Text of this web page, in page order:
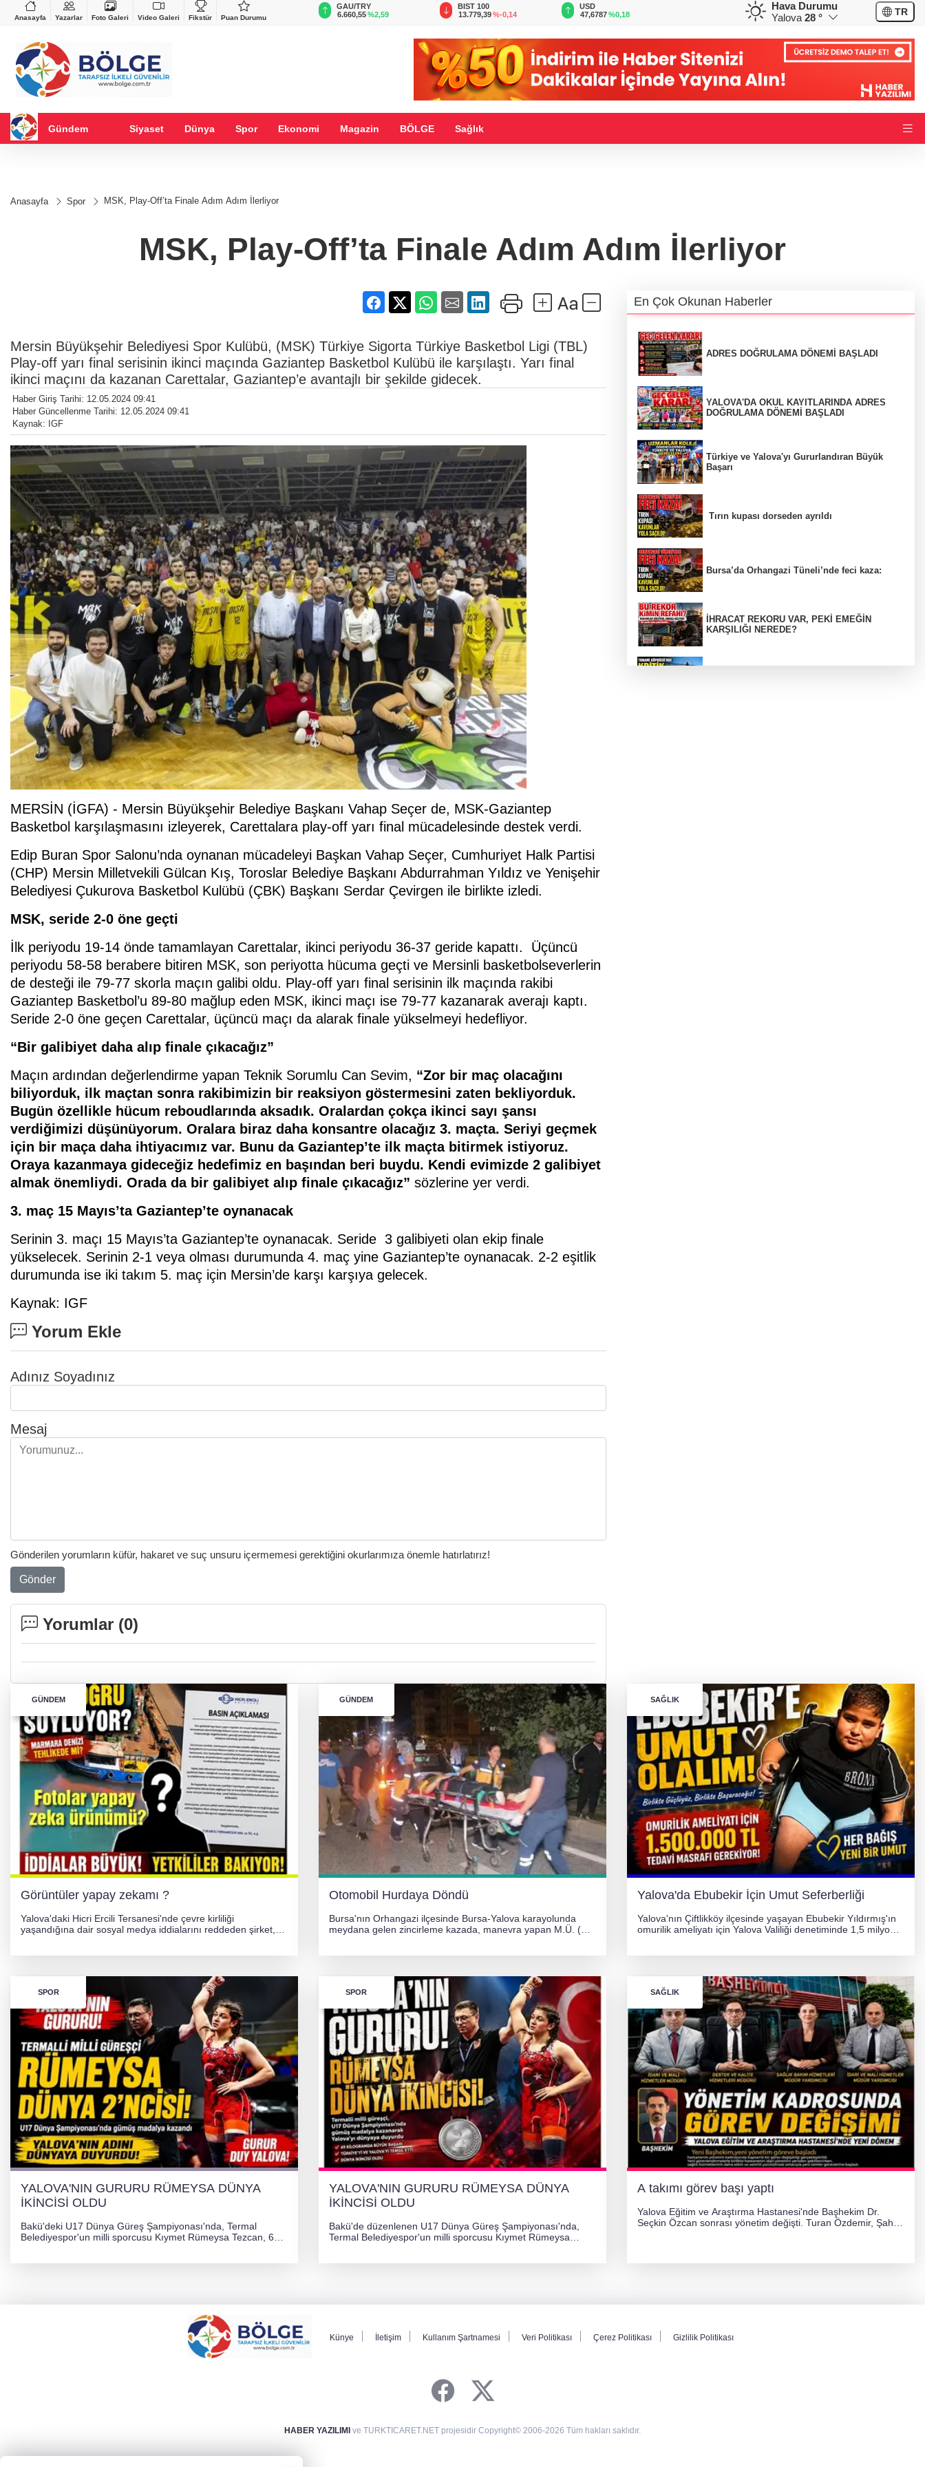
Anasayfa Yazarlar Foto Galeri Video Galeri Fikstür Puan Durumu
%-0,22
VND
0,0018
%0,32
GAU/TRY
6.660,55%2,59
BIST 100
13.779,39%-0,14
USD
47,6787%0,18
EUR
55,1254 %0,32 %0,38
CHF
59,0083
Hava Durumu
Yalova 28 ° TR
Gündem Siyaset Dünya Spor Ekonomi Magazin BÖLGE Sağlık
Anasayfa Spor MSK, Play-Off’ta Finale Adım Adım İlerliyor
MSK, Play-Off’ta Finale Adım Adım İlerliyor
Mersin Büyükşehir Belediyesi Spor Kulübü, (MSK) Türkiye Sigorta Türkiye Basketbol Ligi (TBL)
Play-off yarı final serisinin ikinci maçında Gaziantep Basketbol Kulübü ile karşılaştı. Yarı final
ikinci maçını da kazanan Carettalar, Gaziantep’e avantajlı bir şekilde gidecek.
Haber Giriş Tarihi: 12.05.2024 09:41
Haber Güncellenme Tarihi: 12.05.2024 09:41
Kaynak: IGF
MERSİN (İGFA) - Mersin Büyükşehir Belediye Başkanı Vahap Seçer de, MSK-Gaziantep
Basketbol karşılaşmasını izleyerek, Carettalara play-off yarı final mücadelesinde destek verdi.
Edip Buran Spor Salonu’nda oynanan mücadeleyi Başkan Vahap Seçer, Cumhuriyet Halk Partisi
(CHP) Mersin Milletvekili Gülcan Kış, Toroslar Belediye Başkanı Abdurrahman Yıldız ve Yenişehir
Belediyesi Çukurova Basketbol Kulübü (ÇBK) Başkanı Serdar Çevirgen ile birlikte izledi.
MSK, seride 2-0 öne geçti
İlk periyodu 19-14 önde tamamlayan Carettalar, ikinci periyodu 36-37 geride kapattı. Üçüncü
periyodu 58-58 berabere bitiren MSK, son periyotta hücuma geçti ve Mersinli basketbolseverlerin
de desteği ile 79-77 skorla maçın galibi oldu. Play-off yarı final serisinin ilk maçında rakibi
Gaziantep Basketbol’u 89-80 mağlup eden MSK, ikinci maçı ise 79-77 kazanarak averajı kaptı.
Seride 2-0 öne geçen Carettalar, üçüncü maçı da alarak finale yükselmeyi hedefliyor.
“Bir galibiyet daha alıp finale çıkacağız”
Maçın ardından değerlendirme yapan Teknik Sorumlu Can Sevim, “Zor bir maç olacağını
biliyorduk, ilk maçtan sonra rakibimizin bir reaksiyon göstermesini zaten bekliyorduk.
Bugün özellikle hücum reboudlarında aksadık. Oralardan çokça ikinci sayı şansı
verdiğimizi düşünüyorum. Oralara biraz daha konsantre olacağız 3. maçta. Seriyi geçmek
için bir maça daha ihtiyacımız var. Bunu da Gaziantep’te ilk maçta bitirmek istiyoruz.
Oraya kazanmaya gideceğiz hedefimiz en başından beri buydu. Kendi evimizde 2 galibiyet
almak önemliydi. Orada da bir galibiyet alıp finale çıkacağız” sözlerine yer verdi.
3. maç 15 Mayıs’ta Gaziantep’te oynanacak
Serinin 3. maçı 15 Mayıs’ta Gaziantep’te oynanacak. Seride 3 galibiyeti olan ekip finale
yükselecek. Serinin 2-1 veya olması durumunda 4. maç yine Gaziantep’te oynanacak. 2-2 eşitlik
durumunda ise iki takım 5. maç için Mersin’de karşı karşıya gelecek.
Kaynak: IGF
Yorum Ekle
Adınız Soyadınız
Mesaj
Gönderilen yorumların küfür, hakaret ve suç unsuru içermemesi gerektiğini okurlarımıza önemle hatırlatırız!
Gönder
Yorumlar (0)
En Çok Okunan Haberler
ADRES DOĞRULAMA DÖNEMİ BAŞLADI
YALOVA'DA OKUL KAYITLARINDA ADRES
DOĞRULAMA DÖNEMİ BAŞLADI
Türkiye ve Yalova'yı Gururlandıran Büyük
Başarı
Tırın kupası dorseden ayrıldı
Bursa’da Orhangazi Tüneli’nde feci kaza:
İHRACAT REKORU VAR, PEKİ EMEĞİN
KARŞILIĞI NEREDE?
GÜNDEM
Görüntüler yapay zekamı ?
Yalova'daki Hicri Ercili Tersanesi'nde çevre kirliliği
yaşandığına dair sosyal medya iddialarını reddeden şirket,
GÜNDEM
Otomobil Hurdaya Döndü
Bursa'nın Orhangazi ilçesinde Bursa-Yalova karayolunda
meydana gelen zincirleme kazada, manevra yapan M.Ü. (35)
SAĞLIK
Yalova'da Ebubekir İçin Umut Seferberliği
Yalova'nın Çiftlikköy ilçesinde yaşayan Ebubekir Yıldırmış'ın
omurilik ameliyatı için Yalova Valiliği denetiminde 1,5 milyon
SPOR
YALOVA'NIN GURURU RÜMEYSA DÜNYA
İKİNCİSİ OLDU
Bakü'deki U17 Dünya Güreş Şampiyonası'nda, Termal
Belediyespor'un milli sporcusu Kıymet Rümeysa Tezcan, 69
SPOR
YALOVA'NIN GURURU RÜMEYSA DÜNYA
İKİNCİSİ OLDU
Bakü'de düzenlenen U17 Dünya Güreş Şampiyonası'nda,
Termal Belediyespor'un milli sporcusu Kıymet Rümeysa
SAĞLIK
A takımı görev başı yaptı
Yalova Eğitim ve Araştırma Hastanesi'nde Başhekim Dr.
Seçkin Özcan sonrası yönetim değişti. Turan Özdemir, Şahin
Künye İletişim Kullanım Şartnamesi Veri Politikası Çerez Politikası Gizlilik Politikası
HABER YAZILIMI ve TURKTICARET.NET projesidir Copyright© 2006-2026 Tüm hakları saklıdır.